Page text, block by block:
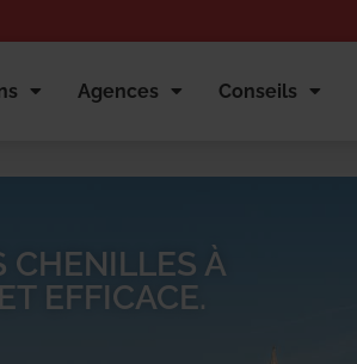
Agences Conseils
CHENILLES À
EFFICACE.